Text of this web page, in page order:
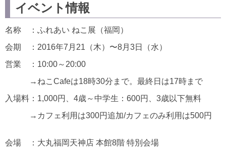
イベント情報
名称 ：ふれあい ねこ展（福岡）
会期 ：2016年7月21（木）〜8月3日（水）
営業 ：10:00～20:00
→ねこCafeは18時30分まで。最終日は17時まで
入場料：1,000円、4歳～中学生：600円、3歳以下無料
→カフェ利用は300円追加/カフェのみ利用は500円
会場 ：大丸福岡天神店 本館8階 特別会場